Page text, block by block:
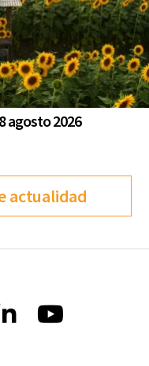
agosto 2026
actualidad